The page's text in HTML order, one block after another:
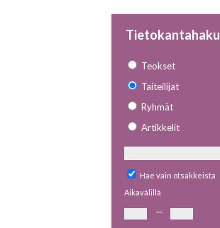
Tietokantahaku
Teokset
Taiteilijat
Ryhmät
Artikkelit
Hae vain otsakkeista
Aikavälillä
—